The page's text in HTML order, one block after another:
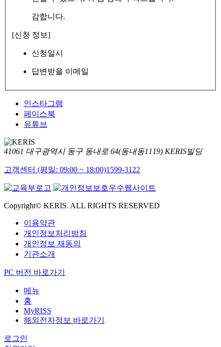
감합니다.
[신청 정보]
신청일시
답변받을 이메일
인스타그램
페이스북
유튜브
41061 대구광역시 동구 동내로 64(동내동1119) KERIS빌딩
고객센터 (평일: 09:00 ~ 18:00)1599-3122
Copyright© KERIS. ALL RIGHTS RESERVED
이용약관
개인정보처리방침
개인정보 재동의
기관소개
PC 버전 바로가기
메뉴
홈
MyRISS
해외전자정보 바로가기
로그인